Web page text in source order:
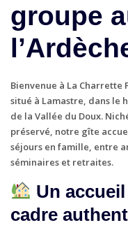
groupe
Bienvenue à La Charrette
situé à Lamastre, dans le
de la Vallée du Doux.
préservé, notre gîte
séjours en famille, entre
séminaires et retraites.
Un
cadre